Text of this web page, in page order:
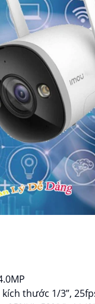
thước 1/3”,